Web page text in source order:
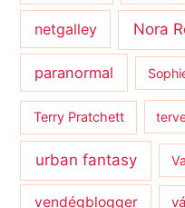
netgalley Nora
paranormal
Terry Pratchett
urban fantasy
vendégblogger